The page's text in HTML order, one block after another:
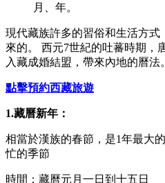
月、年。
現代藏族許多的習俗和生活方
來的。 西元7世紀的吐蕃時期，
入藏成婚結盟，帶來內地的曆法。
點擊預約西藏旅遊
1.藏曆新年：
相當於漢族的春節，是1年最大
忙的季節
時間：藏曆元月一日到十五日